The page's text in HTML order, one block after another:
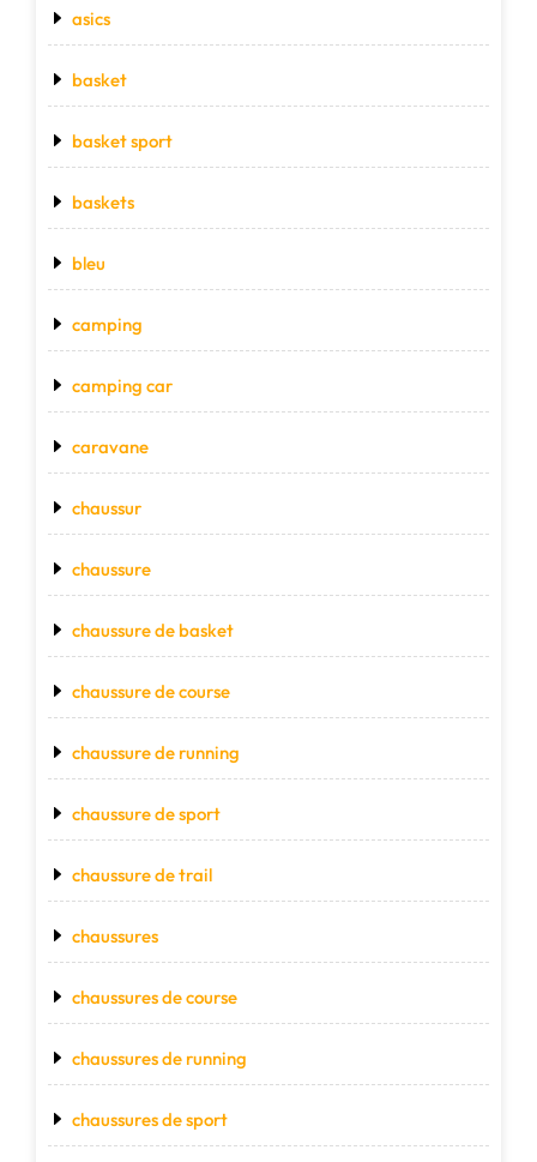
asics
basket
basket sport
baskets
bleu
camping
camping car
caravane
chaussur
chaussure
chaussure de basket
chaussure de course
chaussure de running
chaussure de sport
chaussure de trail
chaussures
chaussures de course
chaussures de running
chaussures de sport